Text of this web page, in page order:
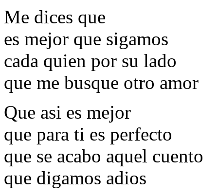
Me dices que
es mejor que sigamos
cada quien por su lado
que me busque otro amor
Que asi es mejor
que para ti es perfecto
que se acabo aquel cuento
que digamos adios